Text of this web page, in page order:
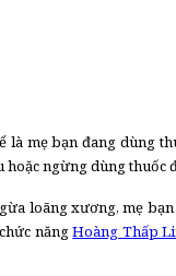
là mẹ bạn đang dùng
ngừng dùng thuốc
loãng xương, mẹ
năngHoàng Thấp